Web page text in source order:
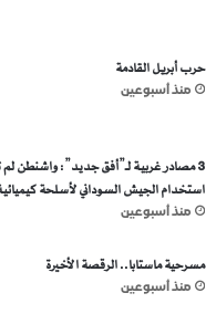
حرب أبريل القادمة
منذ أسبوعين
3 مصادر غربية لـ”أفق جديد”: واشنطن لم
استخدام الجيش السوداني لأسلحة
منذ أسبوعين
مسرحية ماستابا.. الرقصة الأخيرة
منذ أسبوعين